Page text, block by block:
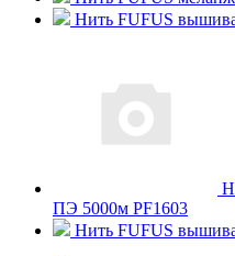
Нить FUFUS
ПЭ 5000м PF1603
Нить FUFUS